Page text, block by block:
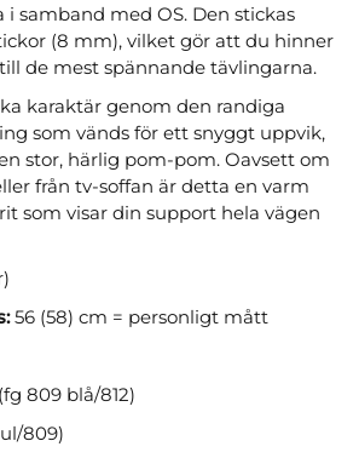
samband med OS. Den stickas
(8 mm), vilket gör att du hinner
de mest spännande tävlingarna.
karaktär genom den randiga
som vänds för ett snyggt uppvik,
stor, härlig pom-pom. Oavsett om
från tv-soffan är detta en varm
som visar din support hela vägen
56 (58) cm = personligt mått
809 blå/812)
809)